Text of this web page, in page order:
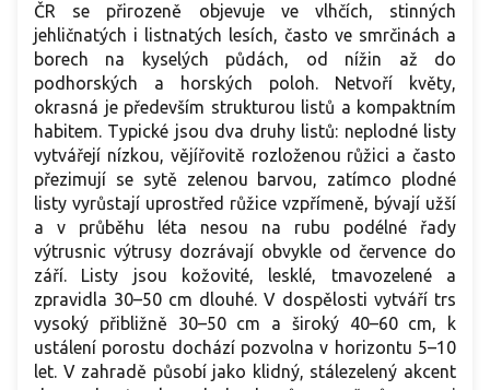
ČR se přirozeně objevuje ve vlhčích, stinných
jehličnatých i listnatých lesích, často ve smrčinách a
borech na kyselých půdách, od nížin až do
podhorských a horských poloh. Netvoří květy,
okrasná je především strukturou listů a kompaktním
habitem. Typické jsou dva druhy listů: neplodné listy
vytvářejí nízkou, vějířovitě rozloženou růžici a často
přezimují se sytě zelenou barvou, zatímco plodné
listy vyrůstají uprostřed růžice vzpřímeně, bývají užší
a v průběhu léta nesou na rubu podélné řady
výtrusnic výtrusy dozrávají obvykle od července do
září. Listy jsou kožovité, lesklé, tmavozelené a
zpravidla 30–50 cm dlouhé. V dospělosti vytváří trs
vysoký přibližně 30–50 cm a široký 40–60 cm, k
ustálení porostu dochází pozvolna v horizontu 5–10
let. V zahradě působí jako klidný, stálezelený akcent